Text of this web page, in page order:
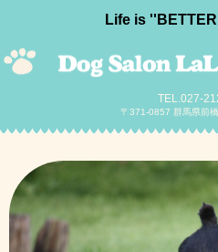
Life is
TEL.027-
〒371-0857 群馬県前